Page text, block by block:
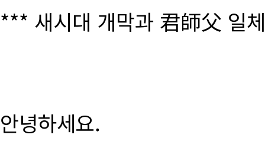
*** 새시대 개막과 君師父 일
안녕하세요.